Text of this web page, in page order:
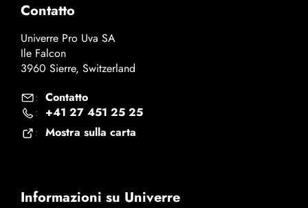
Contatto
Univerre Pro Uva SA
Ile Falcon
3960 Sierre, Switzerland
: Contatto
: +41 27 451 25 25
: Mostra sulla carta
Informazioni su Univerre